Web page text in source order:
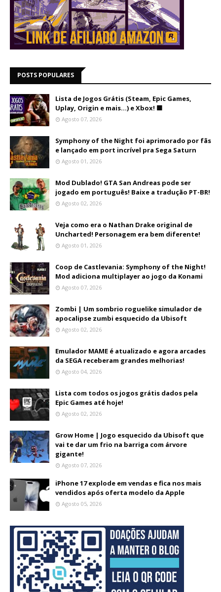
POSTS POPULARES
Lista de Jogos Grátis (Steam, Epic Games,
Uplay, Origin e mais...) e Xbox! 🟩
Agosto 07, 2026
Symphony of the Night foi aprimorado por fãs
e lançado em port incrível pra Sega Saturn
Agosto 01, 2026
Mod Dublado! GTA San Andreas pode ser
jogado em português! Baixe a tradução PT-BR!
Agosto 02, 2026
Veja como era o Nathan Drake original de
Uncharted! Personagem era bem diferente!
Agosto 01, 2026
Coop de Castlevania: Symphony of the Night!
Mod adiciona multiplayer ao jogo da Konami
Agosto 07, 2026
Zombi | Um sombrio roguelike simulador de
apocalipse zumbi esquecido da Ubisoft
Agosto 02, 2026
Emulador MAME é atualizado e agora arcades
da SEGA receberam grandes melhorias!
Agosto 04, 2026
Lista com todos os jogos grátis dados pela
Epic Games até hoje!
Agosto 02, 2026
Grow Home | Jogo esquecido da Ubisoft que
vai te dar um frio na barriga com árvore
gigante!
Agosto 07, 2026
iPhone 17 explode em vendas e fica nos mais
vendidos após oferta modelo da Apple
Agosto 05, 2026